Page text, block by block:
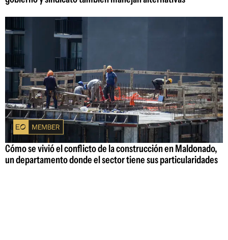
Cómo se vivió el conflicto de la construcción en Maldonado,
un departamento donde el sector tiene sus particularidades